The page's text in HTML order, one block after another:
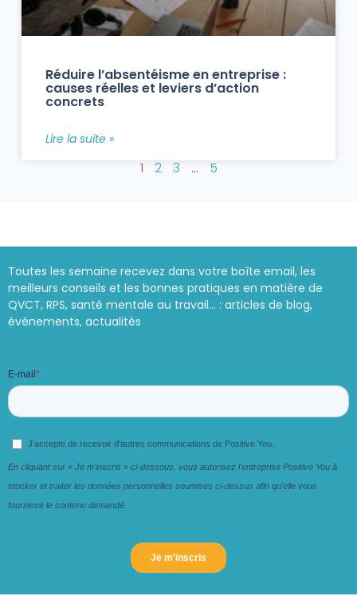
Réduire l’absentéisme en entreprise :
causes réelles et leviers d’action
concrets
Lire la suite »
1 2 3 … 5
Toutes les semaine recevez dans votre boîte email, les
meilleurs conseils et les bonnes pratiques en matière de
QVCT, RPS, santé mentale au travail… : articles de blog,
événements, actualités